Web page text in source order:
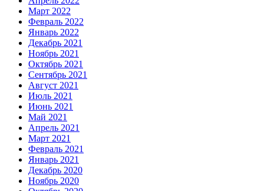
Март 2022
Февраль 2022
Январь 2022
Декабрь 2021
Ноябрь 2021
Октябрь 2021
Сентябрь 2021
Август 2021
Июль 2021
Июнь 2021
Май 2021
Апрель 2021
Март 2021
Февраль 2021
Январь 2021
Декабрь 2020
Ноябрь 2020